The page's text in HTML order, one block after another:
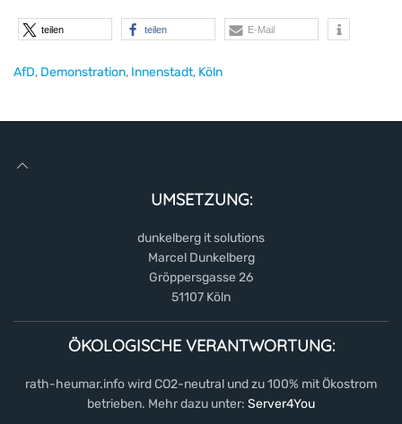
teilen teilen E-Mail
AfD, Demonstration, Innenstadt, Köln
UMSETZUNG:
dunkelberg it solutions
Marcel Dunkelberg
Gröppersgasse 26
51107 Köln
ÖKOLOGISCHE VERANTWORTUNG:
rath-heumar.info wird CO2-neutral und zu 100% mit Ökostrom
betrieben. Mehr dazu unter: Server4You